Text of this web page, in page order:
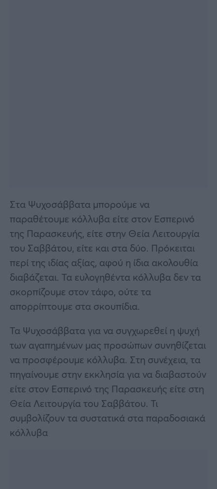
Στα Ψυχοσάββατα μπορούμε να
παραθέτουμε κόλλυβα είτε στον Εσπερινό
της Παρασκευής, είτε στην Θεία Λειτουργία
του Σαββάτου, είτε και στα δύο. Πρόκειται
περί της ιδίας αξίας, αφού η ίδια ακολουθία
διαβάζεται. Τα ευλογηθέντα κόλλυβα δεν τα
σκορπίζουμε στον τάφο, ούτε τα
απορρίπτουμε στα σκουπίδια.
Τα Ψυχοσάββατα για να συγχωρεθεί η ψυχή
των αγαπημένων μας προσώπων συνηθίζεται
να προσφέρουμε κόλλυβα. Στη συνέχεια, τα
πηγαίνουμε στην εκκλησία για να διαβαστούν
είτε στον Εσπερινό της Παρασκευής είτε στη
Θεία Λειτουργία του Σαββάτου. Τι
συμβολίζουν τα συστατικά στα παραδοσιακά
κόλλυβα